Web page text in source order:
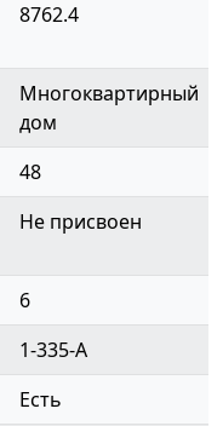
8762.4
Многоквартирный
дом
48
Не присвоен
6
1-335-А
Есть